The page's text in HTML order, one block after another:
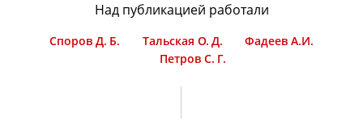
Над публикацией работали
Споров Д. Б. Тальская О. Д.
Фадеев А.И.
Петров С. Г.